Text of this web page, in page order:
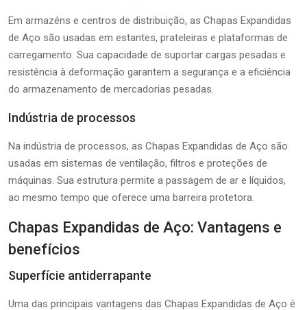
Em armazéns e centros de distribuição, as Chapas Expandidas
de Aço são usadas em estantes, prateleiras e plataformas de
carregamento. Sua capacidade de suportar cargas pesadas e
resistência à deformação garantem a segurança e a eficiência
do armazenamento de mercadorias pesadas.
Indústria de processos
Na indústria de processos, as Chapas Expandidas de Aço são
usadas em sistemas de ventilação, filtros e proteções de
máquinas. Sua estrutura permite a passagem de ar e líquidos,
ao mesmo tempo que oferece uma barreira protetora.
Chapas Expandidas de Aço: Vantagens e
benefícios
Superfície antiderrapante
Uma das principais vantagens das Chapas Expandidas de Aço é